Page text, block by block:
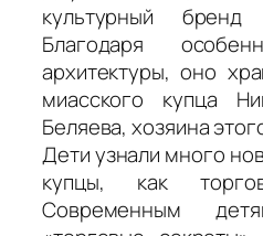
культурный
Благодаря
архитектуры, оно
миасского купца
Беляева, хозяина
Дети узнали много
купцы, как
Современным